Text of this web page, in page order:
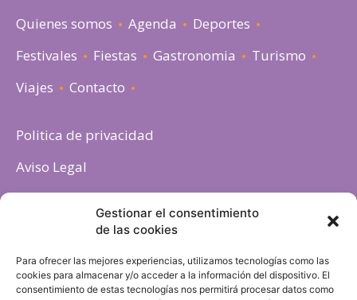
Gestionar el consentimiento
de las cookies
Para ofrecer las mejores experiencias, utilizamos tecnologías como las
cookies para almacenar y/o acceder a la información del dispositivo. El
consentimiento de estas tecnologías nos permitirá procesar datos como
Quienes somos Agenda
Deportes
Festivales
Fiestas Gastronomia
Turismo
Viajes
Contacto
Politica de privacidad
Aviso Legal
Política de cookies